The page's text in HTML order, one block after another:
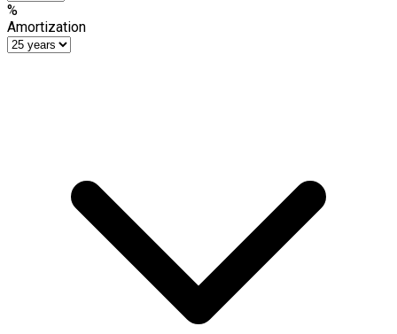
%
Amortization